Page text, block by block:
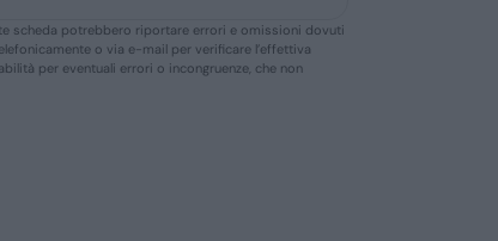
scheda potrebbero riportare errori e omissioni dovuti
o via e-mail per verificare l’effettiva
per eventuali errori o incongruenze, che non